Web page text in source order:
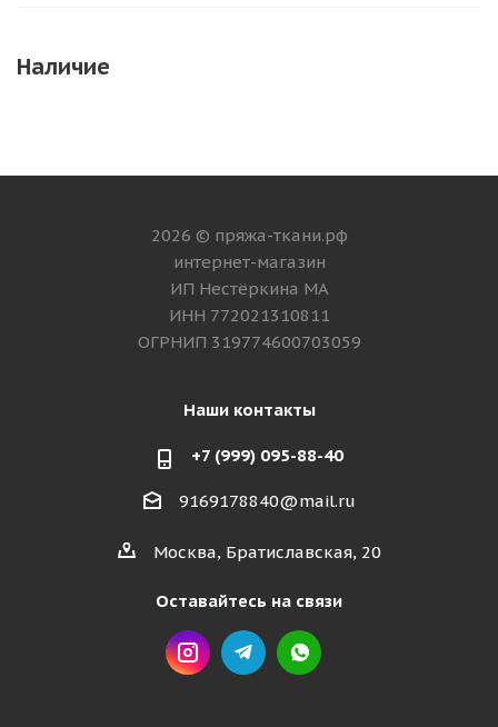
Наличие
2026 © пряжа-ткани.рф
интернет-магазин
ИП Нестёркина МА
ИНН 772021310811
ОГРНИП 319774600703059
Наши контакты
+7 (999) 095-88-40
9169178840@mail.ru
Москва, Братиславская, 20
Оставайтесь на связи